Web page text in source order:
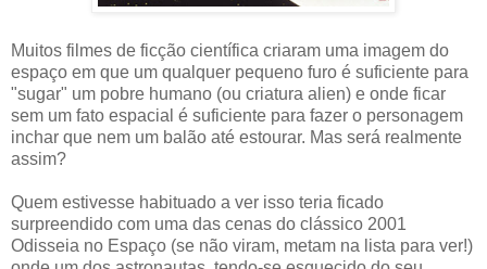
Muitos filmes de ficção científica criaram uma imagem do
espaço em que um qualquer pequeno furo é suficiente para
"sugar" um pobre humano (ou criatura alien) e onde ficar
sem um fato espacial é suficiente para fazer o personagem
inchar que nem um balão até estourar. Mas será realmente
assim?
Quem estivesse habituado a ver isso teria ficado
surpreendido com uma das cenas do clássico 2001
Odisseia no Espaço (se não viram, metam na lista para ver!)